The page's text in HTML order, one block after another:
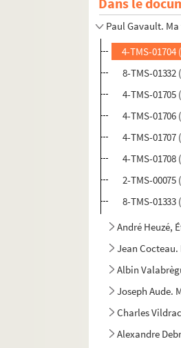
Georges Berr,
Paul Gavault.
4-TMS-01704
8-TMS-01332
4-TMS-01705
4-TMS-01706
4-TMS-01707
4-TMS-01708
2-TMS-00075
8-TMS-01333
André Heuzé,
Jean Cocteau.
Albin
Joseph Aude.
Charles
Alexandre